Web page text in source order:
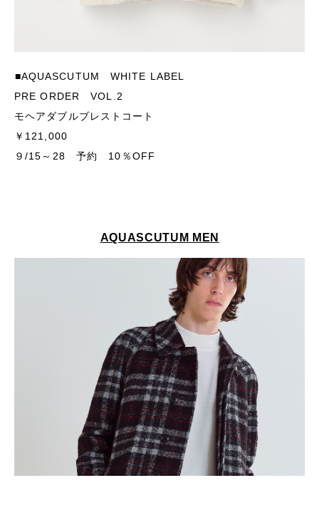
■AQUASCUTUM WHITE LABEL
PRE ORDER VOL.2
モヘアダブルブレストコート
￥121,000
９/15～28 予約 10％OFF
AQUASCUTUM MEN